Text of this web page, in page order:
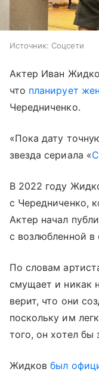
Источник: Соцсети
Актер Иван
что планирует
Чередниченко.
«Пока дату
звезда сериала «
В 2022 году
с Чередниченко,
Актер начал
с возлюбленной в
По словам
смущает и никак
верит, что они
поскольку им
того, он хотел бы
Жидковбыл